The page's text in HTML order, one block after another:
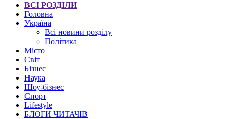
ВСІ РОЗДІЛИ
Головна
Україна
Всі новини розділу
Політика
Місто
Світ
Бізнес
Наука
Шоу-бізнес
Спорт
Lifestyle
БЛОГИ ЧИТАЧІВ